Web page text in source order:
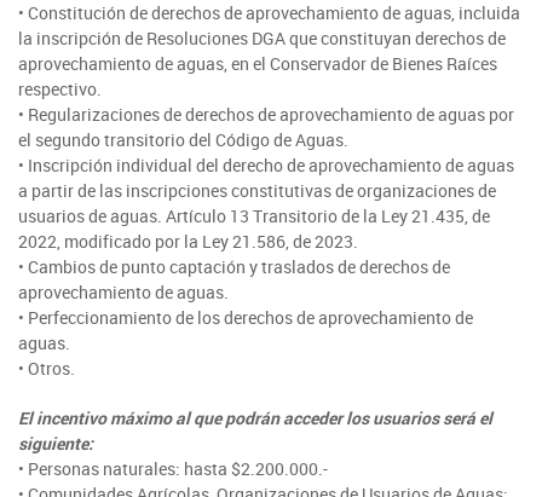
• Constitución de derechos de aprovechamiento de aguas, incluida
la inscripción de Resoluciones DGA que constituyan derechos de
aprovechamiento de aguas, en el Conservador de Bienes Raíces
respectivo.
• Regularizaciones de derechos de aprovechamiento de aguas por
el segundo transitorio del Código de Aguas.
• Inscripción individual del derecho de aprovechamiento de aguas
a partir de las inscripciones constitutivas de organizaciones de
usuarios de aguas. Artículo 13 Transitorio de la Ley 21.435, de
2022, modificado por la Ley 21.586, de 2023.
• Cambios de punto captación y traslados de derechos de
aprovechamiento de aguas.
• Perfeccionamiento de los derechos de aprovechamiento de
aguas.
• Otros.
El incentivo máximo al que podrán acceder los usuarios será el
siguiente:
• Personas naturales: hasta $2.200.000.-